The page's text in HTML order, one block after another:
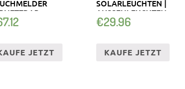
JETZT
SOLARLEUCHTEN |
AUSSENLEUCHTEN
€29.96
KAUFE JETZT